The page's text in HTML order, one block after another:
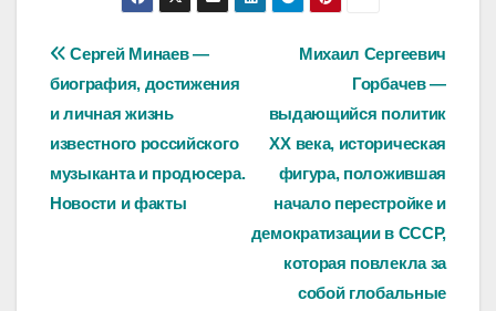
Навигация
по
записям
Михаил Сергеевич
Горбачев —
выдающийся политик
XX века, историческая
фигура, положившая
начало перестройке и
демократизации в СССР,
которая повлекла за
собой глобальные
Сергей Минаев —
биография, достижения
и личная жизнь
известного российского
музыканта и продюсера.
Новости и факты